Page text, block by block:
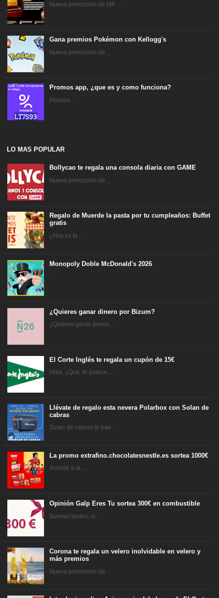
Nueva promoción de MP ...
Gana premios Pokémon con Kellogg's
Nueva promoción de ...
Promos app, ¿que es y como funciona?
Promos ...
LO MAS POPULAR
Bollycao te regala una consola diaria con GAME
Nueva promoción de ...
Regalo de Muerde la pasta por tu cumpleaños: Buffet
gratis
¿Hoy es tu ...
Monopoly Doble McDonald's 2026
...
¿Quieres ganar dinero por Bizum?
¿Quieres ganar dinero ...
El Corte Inglés te regala un cupón de 15€
Hola, ¿Qué te parece ...
Llévate de regalo esta nevera Polarbox con Solan de
cabras
Solan de cabras te trae ...
La promo extrafino.chocolatesnestle.es sortea 1000€
Accede a la ...
Opinión Galp Eres Tu sortea 300€ en combustible
Buenas tardes, si ...
Corona te regala un velero inolvidable en velero y
más premios
Nueva promoción de ...